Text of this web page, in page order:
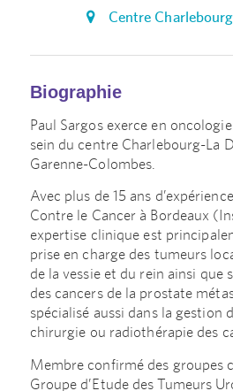
Centre
Biographie
Paul Sargos exerce en
sein du centre Charlebourg-La
Garenne-Colombes.
Avec plus de 15 ans
Contre le Cancer à Bordeaux
expertise clinique est
prise en charge des tumeurs
de la vessie et du rein ainsi que
des cancers de la prostate
spécialisé aussi dans la gestion
chirurgie ou radiothérapie des
Membre confirmé des groupes
Groupe d’Etude des Tumeurs